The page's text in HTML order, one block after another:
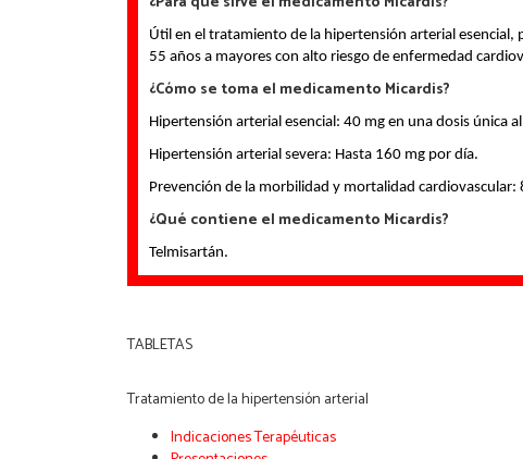
Útil en el tratamiento de la hipertensión arterial
55 años a mayores con alto riesgo de enfermedad
¿Cómo se toma el medicamento Micardis?
Hipertensión arterial esencial: 40 mg en una dosis única
Hipertensión arterial severa: Hasta 160 mg por día.
Prevención de la morbilidad y mortalidad cardiovascular:
¿Qué contiene el medicamento Micardis?
Telmisartán.
TABLETAS
Tratamiento de la hipertensión arterial
Indicaciones Terapéuticas